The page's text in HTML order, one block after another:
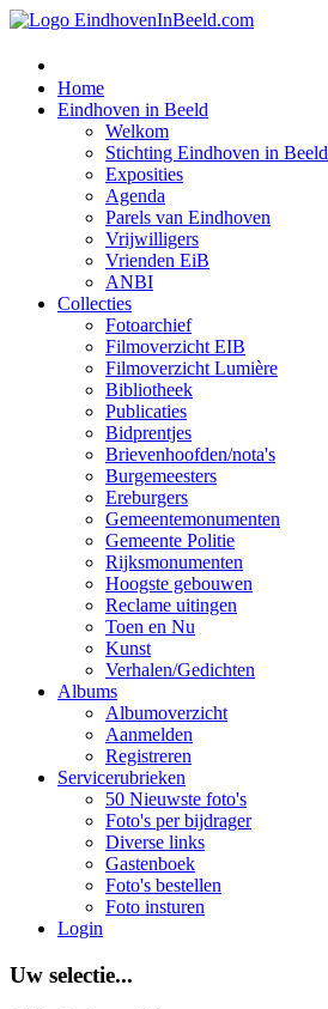
Home
Eindhoven in Beeld
Welkom
Stichting Eindhoven in Beeld
Exposities
Agenda
Parels van Eindhoven
Vrijwilligers
Vrienden EiB
ANBI
Collecties
Fotoarchief
Filmoverzicht EIB
Filmoverzicht Lumière
Bibliotheek
Publicaties
Bidprentjes
Brievenhoofden/nota's
Burgemeesters
Ereburgers
Gemeentemonumenten
Gemeente Politie
Rijksmonumenten
Hoogste gebouwen
Reclame uitingen
Toen en Nu
Kunst
Verhalen/Gedichten
Albums
Albumoverzicht
Aanmelden
Registreren
Servicerubrieken
50 Nieuwste foto's
Foto's per bijdrager
Diverse links
Gastenboek
Foto's bestellen
Foto insturen
Login
Uw selectie...